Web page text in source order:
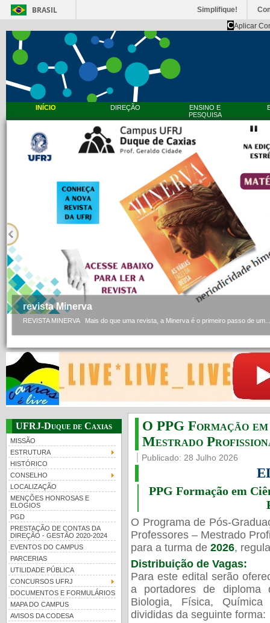
BRASIL Simplifique!
CAplicar
INÍCIO DIREÇÃO
ENSINO E
PESQUISA
revista Minerva
REVISTA MINERVA Mais do que uma revista, a Minerva é o primeiro passo de um...
UFRJ-Duque de Caxias
MISSÃO
ESTRUTURA
HISTÓRICO
CONSELHO
LOCALIZAÇÃO
MENÇÕES HONROSAS E
ELOGIOS
PGD
PRESTAÇÃO DE CONTAS DA
DIREÇÃO - GESTÃO 2020-2024
EVENTOS DO CAMPUS
PARCERIAS
UTILIDADE PÚBLICA
CONCURSOS UFRJ
DOCUMENTOS E FORMULÁRIOS
MAPA DO CAMPUS
AVISOS DA CODESA
O PPG Formação
Mestrado
Publicado: 28 Julho 2026
PPG Formação em
O Programa de Pós-
Professores – Mestrado
para a turma de 2026,
Distribuição de Vagas:
Para este edital serão
a portadores de diploma
Biologia, Física,
divididas da seguinte forma:
Guia de boas práticas
UFRJ 100 anos